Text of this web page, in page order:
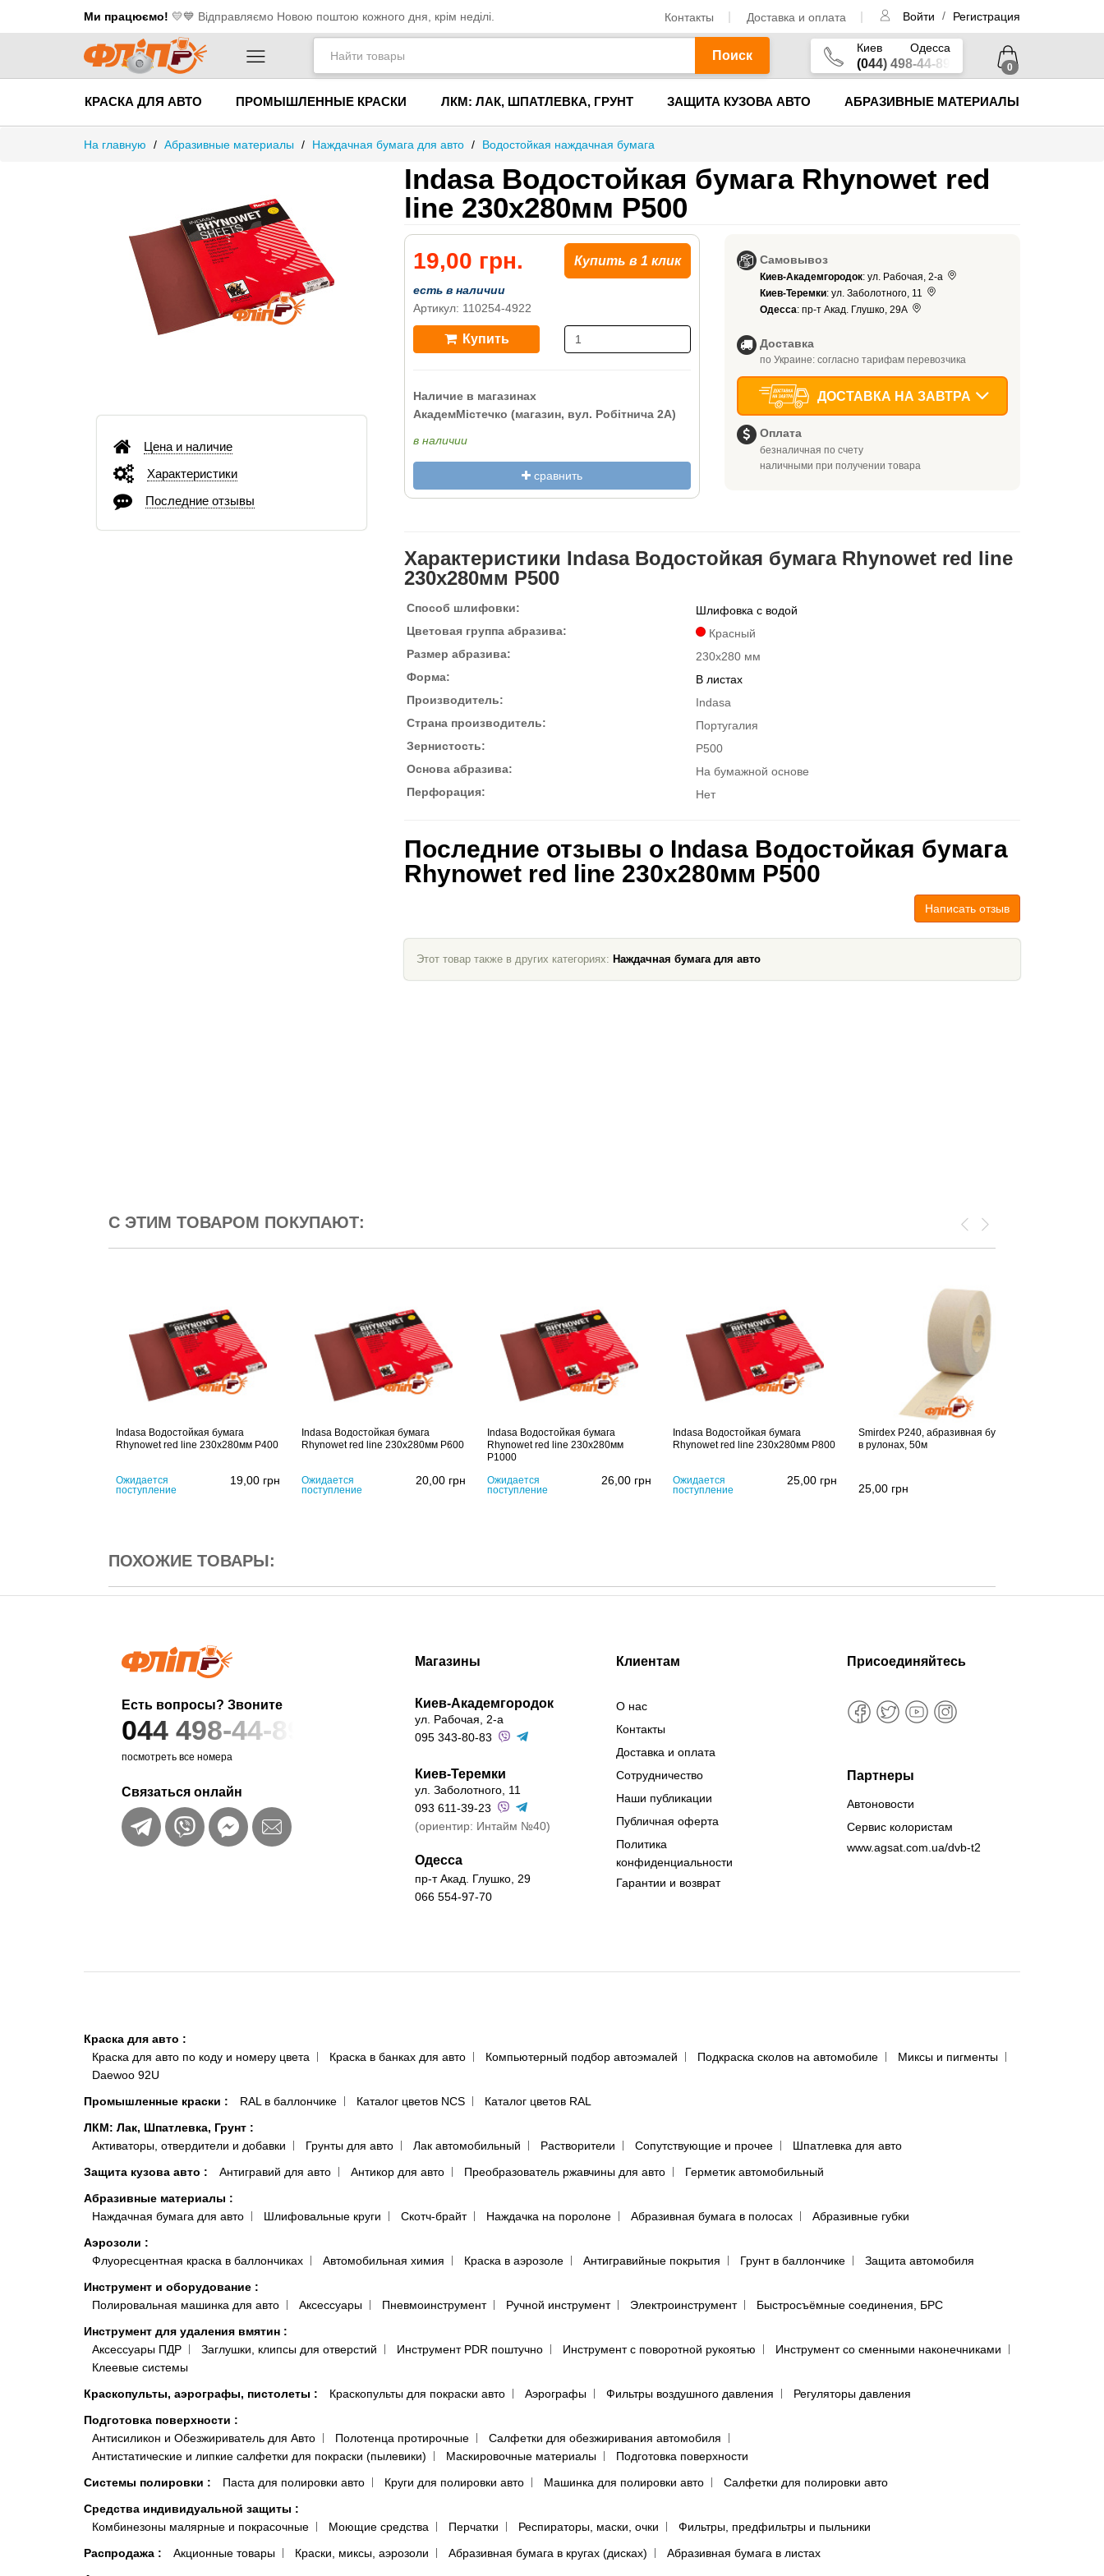
Ми працюємо! 💛​💙 Відправляємо Новою поштою кожного дня, крім неділі. Контакты Доставка и оплата Войти / Регистрация
Поиск
Киев Одесса
(044) 498-44-89 0
КРАСКА ДЛЯ АВТО ПРОМЫШЛЕННЫЕ КРАСКИ ЛКМ: ЛАК, ШПАТЛЕВКА, ГРУНТ ЗАЩИТА КУЗОВА АВТО АБРАЗИВНЫЕ МАТЕРИАЛЫ
На главную / Абразивные материалы / Наждачная бумага для авто / Водостойкая наждачная бумага
Цена и наличие
Характеристики
Последние отзывы
Indasa Водостойкая бумага Rhynowet red
line 230x280мм P500
19,00 грн. Купить в 1 клик
есть в наличии
Артикул: 110254-4922
Купить
Наличие в магазинах
АкадемМістечко (магазин, вул. Робітнича 2А)
в наличии
сравнить
Самовывоз
Киев-Академгородок: ул. Рабочая, 2-а
Киев-Теремки: ул. Заболотного, 11
Одесса: пр-т Акад. Глушко, 29А
Доставка
по Украине: согласно тарифам перевозчика
ДОСТАВКА НА ЗАВТРА
Оплата
безналичная по счету
наличными при получении товара
Характеристики Indasa Водостойкая бумага Rhynowet red line
230x280мм P500
Способ шлифовки:
Шлифовка с водой
Цветовая группа абразива:
Красный
Размер абразива:
230x280 мм
Форма:
В листах
Производитель:
Indasa
Страна производитель:
Португалия
Зернистость:
P500
Основа абразива:
На бумажной основе
Перфорация:
Нет
Последние отзывы о Indasa Водостойкая бумага
Rhynowet red line 230x280мм P500
Написать отзыв
Этот товар также в других категориях: Наждачная бумага для авто
С ЭТИМ ТОВАРОМ ПОКУПАЮТ:
Indasa Водостойкая бумага
Rhynowet red line 230x280мм P400
Ожидается
поступление
19,00 грн
Indasa Водостойкая бумага
Rhynowet red line 230x280мм P600
Ожидается
поступление
20,00 грн
Indasa Водостойкая бумага
Rhynowet red line 230x280мм
P1000
Ожидается
поступление
26,00 грн
Indasa Водостойкая бумага
Rhynowet red line 230x280мм P800
Ожидается
поступление
25,00 грн
Smirdex P240, абразивная бумага
в рулонах, 50м
25,00 грн
ПОХОЖИЕ ТОВАРЫ:
Есть вопросы? Звоните
044 498-44-89
посмотреть все номера
Связаться онлайн
Магазины
Киев-Академгородок
ул. Рабочая, 2-а
095 343-80-83
Киев-Теремки
ул. Заболотного, 11
093 611-39-23
(ориентир: Интайм №40)
Одесса
пр-т Акад. Глушко, 29
066 554-97-70
Клиентам
О нас
Контакты
Доставка и оплата
Сотрудничество
Наши публикации
Публичная оферта
Политика
конфиденциальности
Гарантии и возврат
Присоединяйтесь
Партнеры
Автоновости
Сервис колористам
www.agsat.com.ua/dvb-t2
Краска для авто :
Краска для авто по коду и номеру цвета
Краска в банках для авто Компьютерный подбор автоэмалей Подкраска сколов на автомобиле
Миксы и пигменты
Daewoo 92U
Промышленные краски : RAL в баллончике Каталог цветов NCS
Каталог цветов RAL
ЛКМ: Лак, Шпатлевка, Грунт :
Активаторы, отвердители и добавки
Грунты для авто Лак автомобильный Растворители Сопутствующие и прочее
Шпатлевка для авто
Защита кузова авто : Антигравий для авто Антикор для авто Преобразователь ржавчины для авто
Герметик автомобильный
Абразивные материалы :
Наждачная бумага для авто
Шлифовальные круги Скотч-брайт Наждачка на поролоне Абразивная бумага в полосах
Абразивные губки
Аэрозоли :
Флуоресцентная краска в баллончиках
Автомобильная химия Краска в аэрозоле Антигравийные покрытия Грунт в баллончике
Защита автомобиля
Инструмент и оборудование :
Полировальная машинка для авто
Аксессуары Пневмоинструмент Ручной инструмент Электроинструмент
Быстросъёмные соединения, БРС
Инструмент для удаления вмятин :
Аксессуары ПДР
Заглушки, клипсы для отверстий Инструмент PDR поштучно Инструмент с поворотной рукоятью
Инструмент со сменными наконечниками
Клеевые системы
Краскопульты, аэрографы, пистолеты : Краскопульты для покраски авто Аэрографы Фильтры воздушного давления
Регуляторы давления
Подготовка поверхности :
Антисиликон и Обезжириватель для Авто
Полотенца протирочные
Салфетки для обезжиривания автомобиля
Антистатические и липкие салфетки для покраски (пылевики)
Маскировочные материалы
Подготовка поверхности
Системы полировки : Паста для полировки авто Круги для полировки авто Машинка для полировки авто
Салфетки для полировки авто
Средства индивидуальной защиты :
Комбинезоны малярные и покрасочные
Моющие средства Перчатки Респираторы, маски, очки
Фильтры, предфильтры и пыльники
Распродажа : Акционные товары Краски, миксы, аэрозоли Абразивная бумага в кругах (дисках)
Абразивная бумага в листах